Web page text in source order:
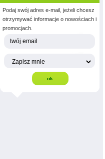
Podaj swój adres e-mail, jeżeli chcesz
otrzymywać informacje o nowościach i
promocjach.